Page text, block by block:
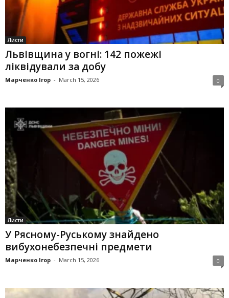
Листи
Львівщина у вогні: 142 пожежі
ліквідували за добу
Марченко Ігор - March 15, 2026 0
Листи
У Рясному-Руському знайдено
вибухонебезпечні предмети
Марченко Ігор - March 15, 2026 0